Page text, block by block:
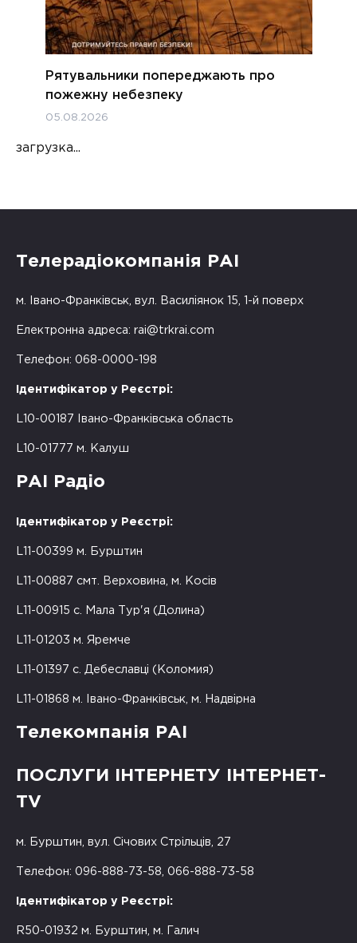
Рятувальники попереджають про
пожежну небезпеку
05.08.2026
загрузка...
Телерадіокомпанія РАІ
м. Івано-Франківськ, вул. Василіянок 15, 1-й поверх
Електронна адреса: rai@trkrai.com
Телефон: 068-0000-198
Ідентифікатор у Реєстрі:
L10-00187 Івано-Франківська область
L10-01777 м. Калуш
РАІ Радіо
Ідентифікатор у Реєстрі:
L11-00399 м. Бурштин
L11-00887 смт. Верховина, м. Косів
L11-00915 с. Мала Тур'я (Долина)
L11-01203 м. Яремче
L11-01397 с. Дебеславці (Коломия)
L11-01868 м. Івано-Франківськ, м. Надвірна
Телекомпанія РАІ
ПОСЛУГИ ІНТЕРНЕТУ ІНТЕРНЕТ-
TV
м. Бурштин, вул. Січових Стрільців, 27
Телефон: 096-888-73-58, 066-888-73-58
Ідентифікатор у Реєстрі:
R50-01932 м. Бурштин, м. Галич